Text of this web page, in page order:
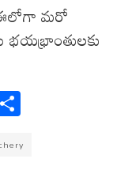
ఈలోగా మరో
భయభ్రాంతులకు
re